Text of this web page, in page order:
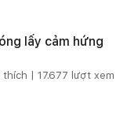
lấy cảm hứng
| 17.677 lượt xem